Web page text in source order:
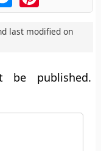
last modified on
be published.